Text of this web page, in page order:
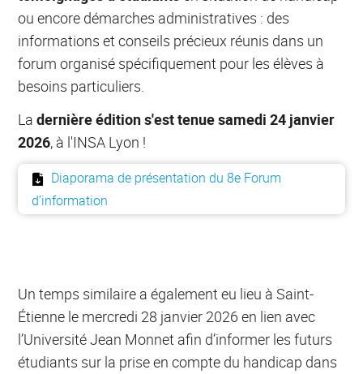
ou encore démarches administratives : des
informations et conseils précieux réunis dans un
forum organisé spécifiquement pour les élèves à
besoins particuliers.
Ladernière édition s'est tenue samedi 24 janvier
2026, à l'INSA Lyon !
Diaporama de présentation du 8e Forum
d’information
Un temps similaire a également eu lieu à Saint-
Étienne le mercredi 28 janvier 2026 en lien avec
l’Université Jean Monnet afin d’informer les futurs
étudiants sur la prise en compte du handicap dans